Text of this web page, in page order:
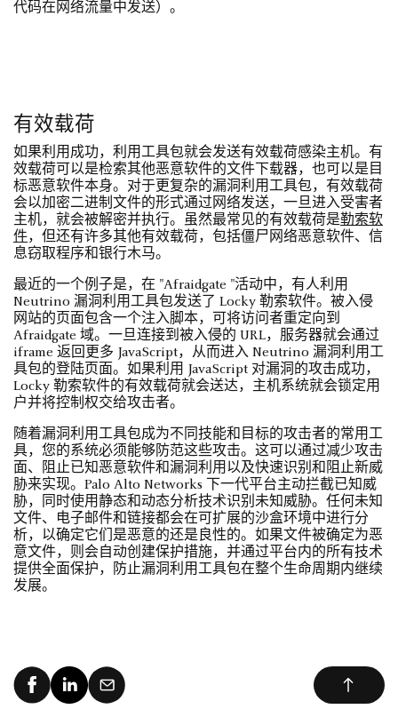
代码在网络流量中发送）。
有效载荷
如果利用成功，利用工具包就会发送有效载荷感染主机。有
效载荷可以是检索其他恶意软件的文件下载器，也可以是目
标恶意软件本身。对于更复杂的漏洞利用工具包，有效载荷
会以加密二进制文件的形式通过网络发送，一旦进入受害者
主机，就会被解密并执行。虽然最常见的有效载荷是勒索软
件，但还有许多其他有效载荷，包括僵尸网络恶意软件、信
息窃取程序和银行木马。
最近的一个例子是，在 "Afraidgate "活动中，有人利用
Neutrino 漏洞利用工具包发送了 Locky 勒索软件。被入侵
网站的页面包含一个注入脚本，可将访问者重定向到
Afraidgate 域。一旦连接到被入侵的 URL，服务器就会通过
iframe 返回更多 JavaScript，从而进入 Neutrino 漏洞利用工
具包的登陆页面。如果利用 JavaScript 对漏洞的攻击成功，
Locky 勒索软件的有效载荷就会送达，主机系统就会锁定用
户并将控制权交给攻击者。
随着漏洞利用工具包成为不同技能和目标的攻击者的常用工
具，您的系统必须能够防范这些攻击。这可以通过减少攻击
面、阻止已知恶意软件和漏洞利用以及快速识别和阻止新威
胁来实现。Palo Alto Networks 下一代平台主动拦截已知威
胁，同时使用静态和动态分析技术识别未知威胁。任何未知
文件、电子邮件和链接都会在可扩展的沙盒环境中进行分
析，以确定它们是恶意的还是良性的。如果文件被确定为恶
意文件，则会自动创建保护措施，并通过平台内的所有技术
提供全面保护，防止漏洞利用工具包在整个生命周期内继续
发展。